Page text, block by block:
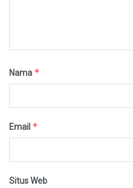
Nama *
Email *
Situs Web